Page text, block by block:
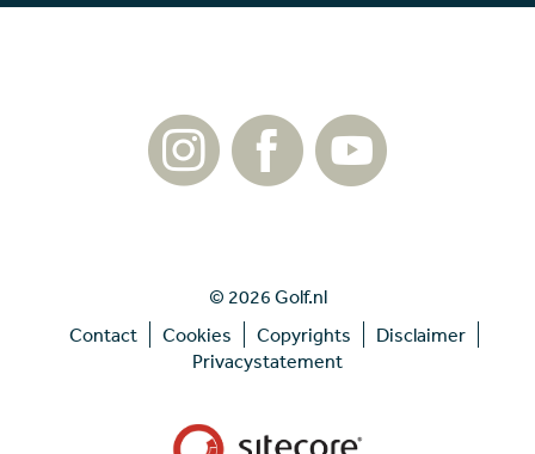
© 2026 Golf.nl
Contact
Cookies Copyrights
Disclaimer
Privacystatement